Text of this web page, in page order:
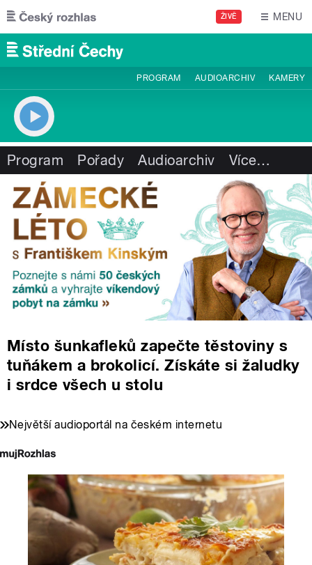
Přejít k hlavnímu obsahu
ŽIVĚ MENU
PROGRAM AUDIOARCHIV KAMERY
Program Pořady Audioarchiv Více…
Místo šunkafleků zapečte těstoviny s
tuňákem a brokolicí. Získáte si žaludky
i srdce všech u stolu
Největší audioportál na českém internetu